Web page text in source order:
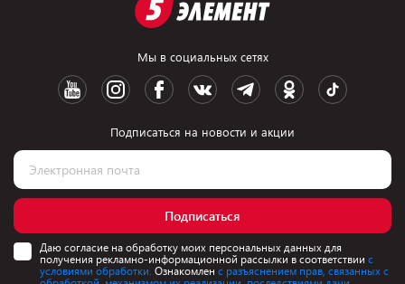
Мы в социальных сетях
Подписаться на новости и акции
Подписаться
Даю согласие на обработку моих персональных данных для
получения рекламно-информационной рассылки в соответствии с
условиями обработки. Ознакомлен с разъяснением прав, связанных с